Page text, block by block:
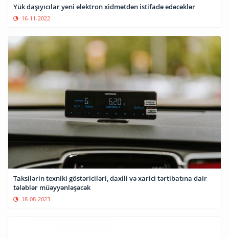
Yük daşıyıcılar yeni elektron xidmətdən istifadə edəcəklər
16-11-2022
Taksilərin texniki göstəriciləri, daxili və xarici tərtibatına dair
tələblər müəyyənləşəcək
18-08-2023